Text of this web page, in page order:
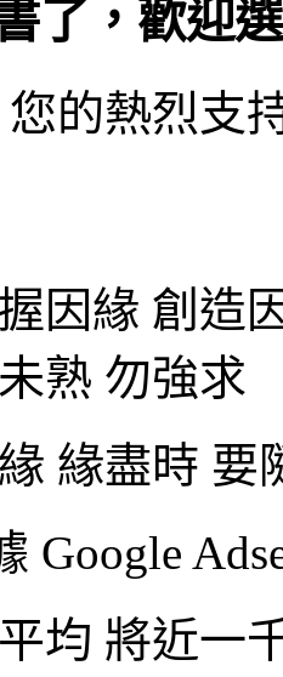
了，歡迎
您的熱烈支
因緣 創造
熟 勿強求
緣盡時 要
Google
均 將近一